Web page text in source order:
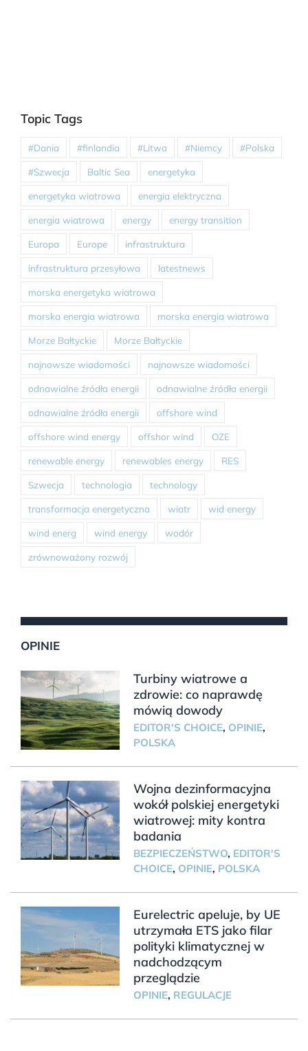
Topic Tags
#Dania #finlandia #Litwa #Niemcy #Polska
#Szwecja Baltic Sea energetyka
energetyka wiatrowa energia elektryczna
energia wiatrowa energy energy transition
Europa Europe infrastruktura
infrastruktura przesyłowa latestnews
morska energetyka wiatrowa
morska energia wiatrowa morska energia wiatrowa
Morze Bałtyckie Morze Bałtyckie
najnowsze wiadomości najnowsze wiadomości
odnawialne źródła energii odnawialne źródła energii
odnawialne źródła energii offshore wind
offshore wind energy offshor wind OZE
renewable energy renewables energy RES
Szwecja technologia technology
transformacja energetyczna wiatr wid energy
wind energ wind energy wodór
zrównoważony rozwój
OPINIE
Turbiny wiatrowe a
zdrowie: co naprawdę
mówią dowody
EDITOR'S CHOICE, OPINIE,
POLSKA
Wojna dezinformacyjna
wokół polskiej energetyki
wiatrowej: mity kontra
badania
BEZPIECZEŃSTWO, EDITOR'S
CHOICE, OPINIE, POLSKA
Eurelectric apeluje, by UE
utrzymała ETS jako filar
polityki klimatycznej w
nadchodzącym
przeglądzie
OPINIE, REGULACJE